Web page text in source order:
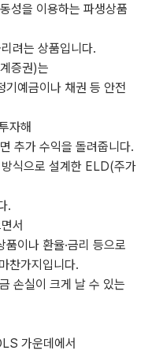
성을 이용하는 파생상품
려는 상품입니다.
증권)는
예금이나 채권 등 안전
자해
추가 수익을 돌려줍니다.
식으로 설계한 ELD(주가
.
서
품이나 환율·금리 등으로
찬가지입니다.
손실이 크게 날 수 있는
가운데에서